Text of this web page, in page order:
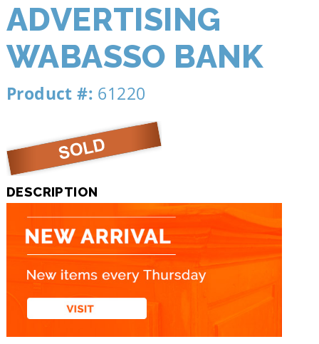
ADVERTISING
WABASSO BANK
Product #: 61220
DESCRIPTION